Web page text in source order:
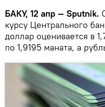
БАКУ, 12 апр — Sputnik.
курсу Центрального
доллар оценивается в
по 1,9195 маната, а